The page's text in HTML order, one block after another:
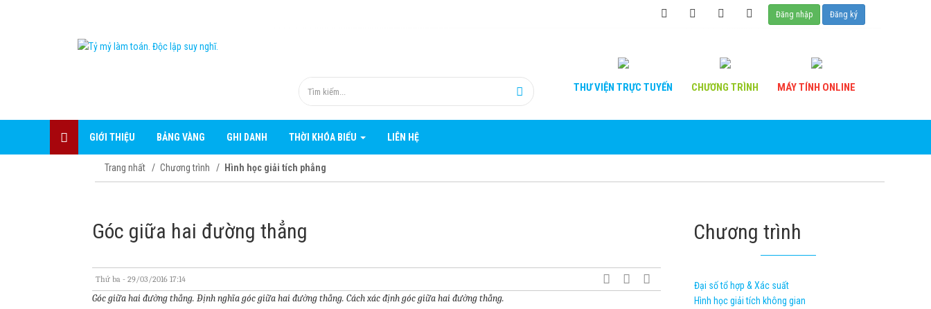
Đăng nhập Đăng ký
THƯ VIỆN TRỰC TUYẾN CHƯƠNG TRÌNH MÁY TÍNH ONLINE
GIỚI THIỆU BẢNG VÀNG GHI DANH THỜI KHÓA BIỂU LIÊN HỆ
Trang nhất Chương trình Hình học giải tích phẳng
Góc giữa hai đường thẳng
Thứ ba - 29/03/2016 17:14
Góc giữa hai đường thẳng. Định nghĩa góc giữa hai đường thẳng. Cách xác định góc giữa hai đường thẳng.
Chương trình
Đại số tổ hợp & Xác suất
Hình học giải tích không gian